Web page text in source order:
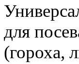
для
(гороха,